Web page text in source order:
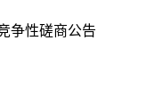
争性磋商公告